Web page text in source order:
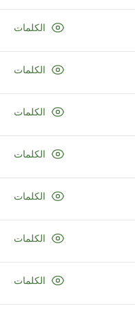
الكلمات
الكلمات
الكلمات
الكلمات
الكلمات
الكلمات
الكلمات